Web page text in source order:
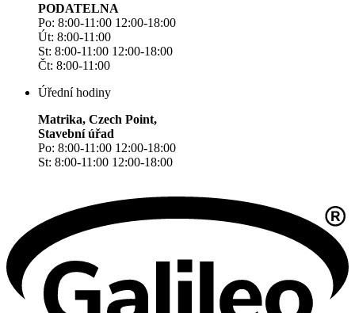
PODATELNA
Po: 8:00-11:00 12:00-18:00
Út: 8:00-11:00
St: 8:00-11:00 12:00-18:00
Čt: 8:00-11:00
Úřední hodiny
Matrika, Czech Point,
Stavební úřad
Po: 8:00-11:00 12:00-18:00
St: 8:00-11:00 12:00-18:00